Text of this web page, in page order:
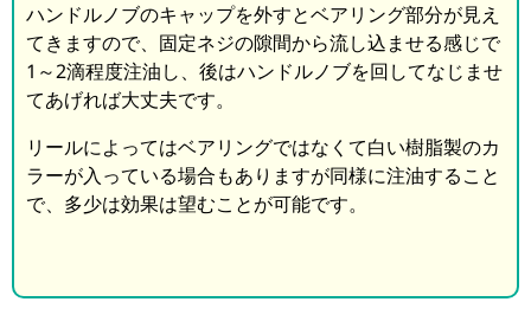
ハンドルノブのキャップを外すとベアリング部分が見え
てきますので、固定ネジの隙間から流し込ませる感じで
1～2滴程度注油し、後はハンドルノブを回してなじませ
てあげれば大丈夫です。
リールによってはベアリングではなくて白い樹脂製のカ
ラーが入っている場合もありますが同様に注油すること
で、多少は効果は望むことが可能です。